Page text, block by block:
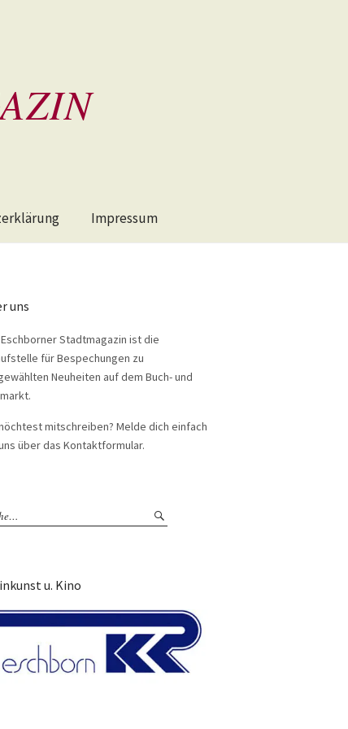
Impressum
uns
Eschborner Stadtmagazin ist die
für Bespechungen zu
Neuheiten auf dem Buch- und
mitschreiben? Melde dich einfach
über das Kontaktformular.
u. Kino